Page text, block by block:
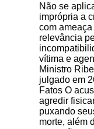
Não se
imprópria a
com
relevância
vítima e
Ministro
julgado em
Fatos O
agredir
puxando
morte, além